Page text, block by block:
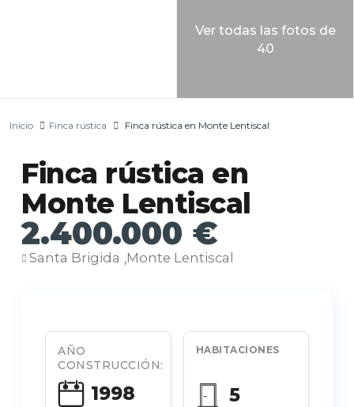
Ver todas las fotos de
40
Inicio Finca rústica Finca rústica en Monte Lentiscal
Finca rústica en
Monte Lentiscal
2.400.000 €
Santa Brigida ,Monte Lentiscal
AÑO
CONSTRUCCIÓN:
1998
HABITACIONES
5